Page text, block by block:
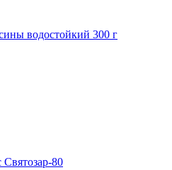
водостойкий 300 г
80